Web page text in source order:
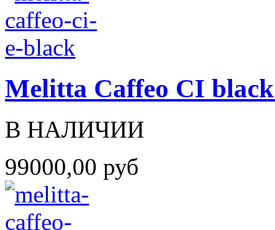
Melitta Caffeo CI
В НАЛИЧИИ
99000,00 руб